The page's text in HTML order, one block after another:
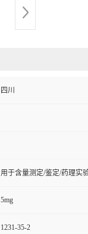
四川
用于含量测定/鉴定/药理实
5mg
1231-35-2